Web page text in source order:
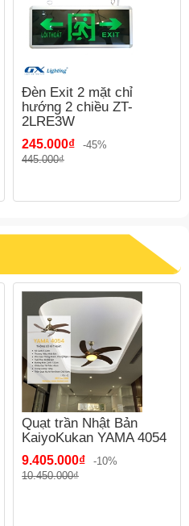
Đèn Exit 2 mặt chỉ
hướng 2 chiều ZT-
2LRE3W
245.000₫
-45%
445.000₫
Quạt trần Nhật Bản
KaiyoKukan YAMA 4054
9.405.000₫
-10%
10.450.000₫